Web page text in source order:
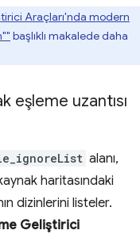
Araçları'nda modern
başlıklı makalede daha
eşleme uzantısı
alanı,
haritasındaki
dizinlerini listeler.
Geliştirici